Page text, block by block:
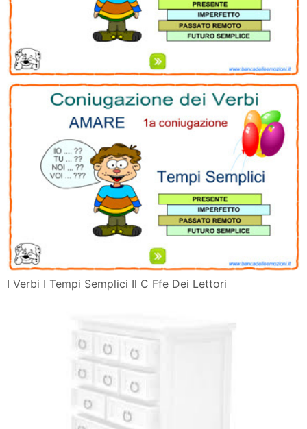
I Verbi I Tempi Semplici Il C Ffe Dei Lettori